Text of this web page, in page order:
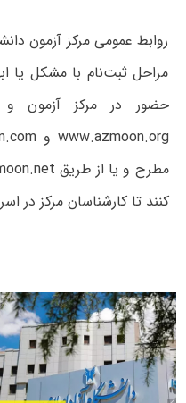
روابط عمومی مرکز آزمون
مراحل ثبت‌نام با مشکل یا
حضور در مرکز آزمون
کنند تا کارشناسان مرکز در